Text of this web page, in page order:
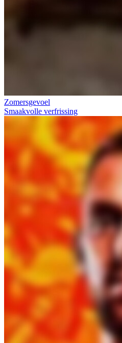
Zomersgevoel
Smaakvolle verfrissing